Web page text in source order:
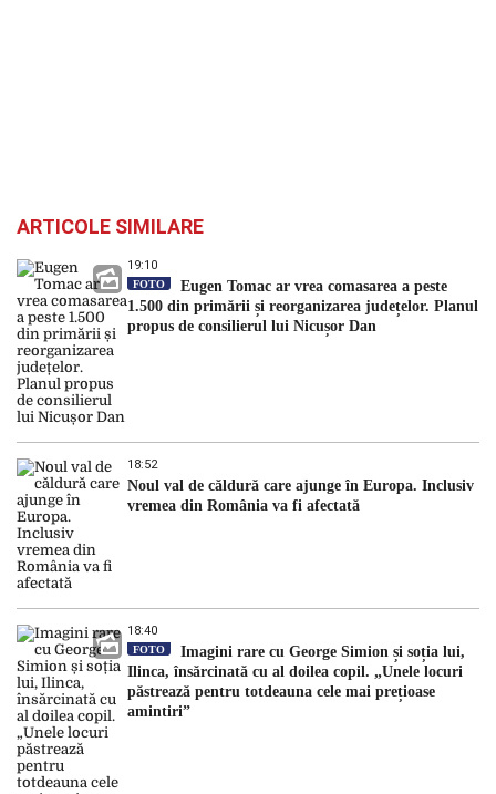
ARTICOLE SIMILARE
19:10
FOTO
Eugen Tomac ar vrea comasarea a peste
1.500 din primării și reorganizarea județelor. Planul
propus de consilierul lui Nicușor Dan
18:52
Noul val de căldură care ajunge în Europa. Inclusiv
vremea din România va fi afectată
18:40
FOTO
Imagini rare cu George Simion și soția lui,
Ilinca, însărcinată cu al doilea copil. „Unele locuri
păstrează pentru totdeauna cele mai prețioase
amintiri”